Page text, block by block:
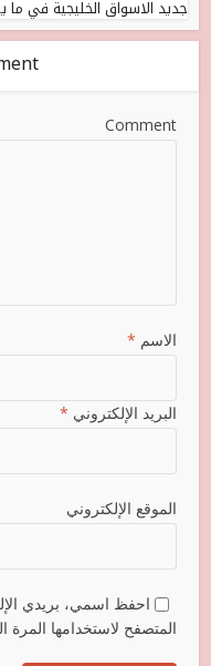
جديد الاسواق الخليجية في ما
Comment
الاسم *
البريد الإلكتروني *
الموقع الإلكتروني
احفظ اسمي، بريدي
المتصفح لاستخدامها المرة